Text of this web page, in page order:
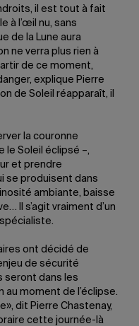
il est tout à fait
à l’œil nu, sans
de la Lune aura
ne verra plus rien à
de ce moment,
explique Pierre
de Soleil réapparaît, il
la couronne
le Soleil éclipsé –,
et prendre
se produisent dans
ambiante, baisse
Il s’agit vraiment d’un
ont décidé de
de sécurité
seront dans les
au moment de l’éclipse.
dit Pierre Chastenay,
cette journée-là